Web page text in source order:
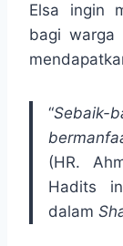
Elsa ingin
bagi warga
“Sebaik-
(HR.
Hadits
dalam